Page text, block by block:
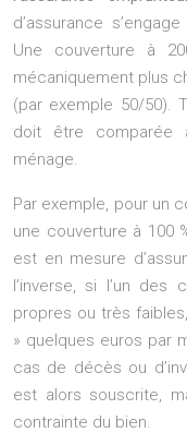
d’assurance
Une couverture à
mécaniquement plus
(par exemple 50/50).
doit être comparée
ménage.
Par exemple, pour un
une couverture à 100
est en mesure
l’inverse, si l’un
propres ou très
» quelques euros par
cas de décès ou
est alors souscrite,
contrainte du bien.